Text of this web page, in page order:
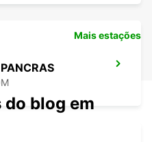
Mais estações
blog em